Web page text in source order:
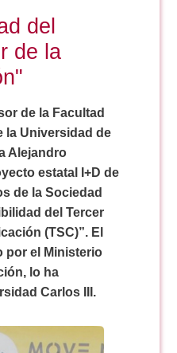
del
de la
de la Facultad
la Universidad de
Alejandro
estatal I+D de
de la Sociedad
del Tercer
(TSC)”. El
por el Ministerio
lo ha
Carlos III.